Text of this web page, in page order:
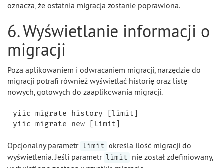
oznacza, że ostatnia migracja zostanie poprawiona.
6. Wyświetlanie informacji o
migracji
Poza aplikowaniem i odwracaniem migracji, narzędzie do
migracji potrafi również wyświetlać historię oraz listę
nowych, gotowych do zaaplikowania migracji.
yiic migrate history [limit]
Opcjonalny parametr limit określa ilość migracji do
wyświetlenia. Jeśli parametr limit nie został zdefiniowany,